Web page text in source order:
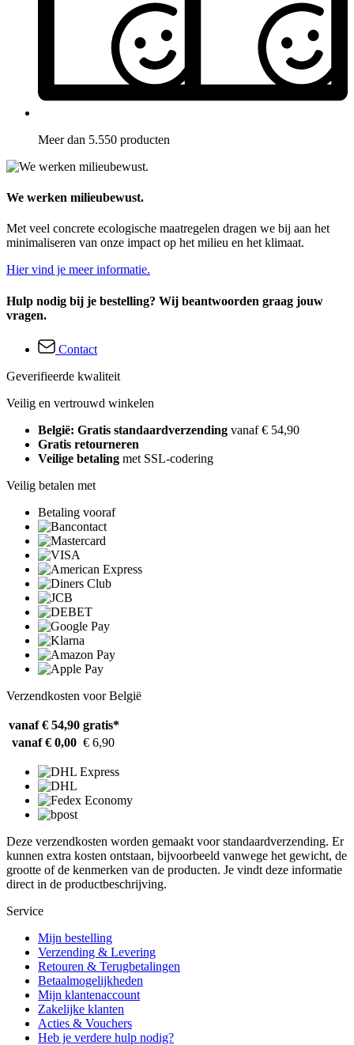
Meer dan 5.550 producten
We werken milieubewust.
Met veel concrete ecologische maatregelen dragen we bij aan het
minimaliseren van onze impact op het milieu en het klimaat.
Hier vind je meer informatie.
Hulp nodig bij je bestelling? Wij beantwoorden graag jouw
vragen.
Contact
Geverifieerde kwaliteit
Veilig en vertrouwd winkelen
België: Gratis standaardverzending vanaf € 54,90
Gratis retourneren
Veilige betaling met SSL-codering
Veilig betalen met
Betaling vooraf
Verzendkosten voor België
vanaf € 54,90 gratis*
vanaf € 0,00 € 6,90
Deze verzendkosten worden gemaakt voor standaardverzending. Er
kunnen extra kosten ontstaan, bijvoorbeeld vanwege het gewicht, de
grootte of de kenmerken van de producten. Je vindt deze informatie
direct in de productbeschrijving.
Service
Mijn bestelling
Verzending & Levering
Retouren & Terugbetalingen
Betaalmogelijkheden
Mijn klantenaccount
Zakelijke klanten
Acties & Vouchers
Heb je verdere hulp nodig?